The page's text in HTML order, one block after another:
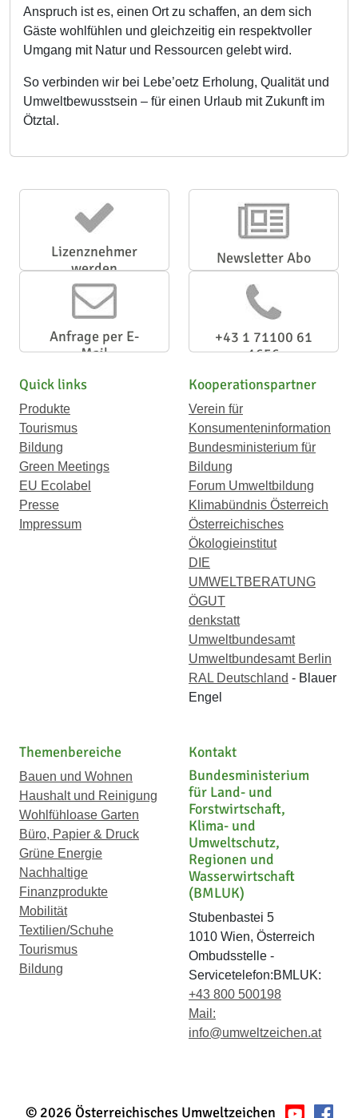
Anspruch ist es, einen Ort zu schaffen, an dem sich
Gäste wohlfühlen und gleichzeitig ein respektvoller
Umgang mit Natur und Ressourcen gelebt wird.
So verbinden wir bei Lebe’oetz Erholung, Qualität und
Umweltbewusstsein – für einen Urlaub mit Zukunft im
Ötztal.
Lizenznehmer
werden
Newsletter Abo
Anfrage per E-
Mail
+43 1 71100 61
1656
Quick links
Produkte
Tourismus
Bildung
Green Meetings
EU Ecolabel
Presse
Impressum
Kooperationspartner
Verein für
Konsumenteninformation
Bundesministerium für
Bildung
Forum Umweltbildung
Klimabündnis Österreich
Österreichisches
Ökologieinstitut
DIE
UMWELTBERATUNG
ÖGUT
denkstatt
Umweltbundesamt
Umweltbundesamt Berlin
RAL Deutschland - Blauer
Engel
Themenbereiche
Bauen und Wohnen
Haushalt und Reinigung
Wohlfühloase Garten
Büro, Papier & Druck
Grüne Energie
Nachhaltige
Finanzprodukte
Mobilität
Textilien/Schuhe
Tourismus
Bildung
Kontakt
Bundesministerium
für Land- und
Forstwirtschaft,
Klima- und
Umweltschutz,
Regionen und
Wasserwirtschaft
(BMLUK)
Stubenbastei 5
1010 Wien, Österreich
Ombudsstelle -
Servicetelefon:BMLUK:
+43 800 500198
Mail:
info@umweltzeichen.at
© 2026 Österreichisches Umweltzeichen